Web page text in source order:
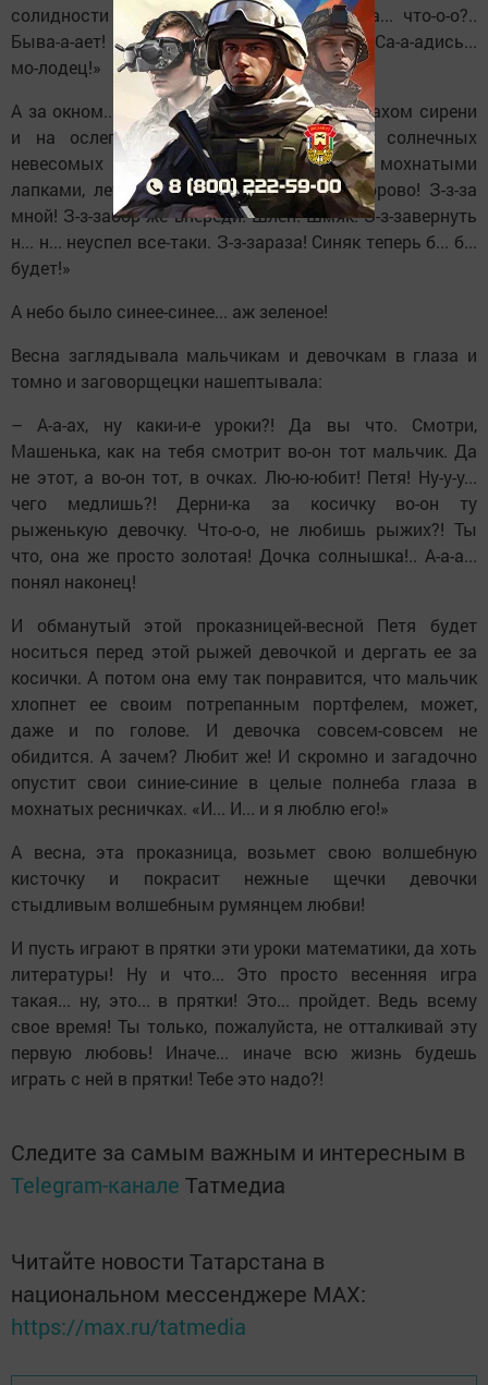
солидности и внушительности): «Ну-у-у... а... что-о-о?..
Быва-а-ает! Ла-а-дно, пото-о-ом сделаешь! Са-а-адись...
мо-лодец!»
А за окном... весна оглушающе кипела запахом сирени
и на ослепительно ярких по-весеннему солнечных
невесомых лучах, цепко держась за них мохнатыми
лапками, летали тяжелые шмели: «З-з-здорово! З-з-за
мной! З-з-забор же впереди! Шлеп! Шмяк! З-з-завернуть
н... н... неуспел все-таки. З-з-зараза! Синяк теперь б... б...
будет!»
А небо было синее-синее... аж зеленое!
Весна заглядывала мальчикам и девочкам в глаза и
томно и заговорщецки нашептывала:
– А-а-ах, ну каки-и-е уроки?! Да вы что. Смотри,
Машенька, как на тебя смотрит во-он тот мальчик. Да
не этот, а во-он тот, в очках. Лю-ю-юбит! Петя! Ну-у-у...
чего медлишь?! Дерни-ка за косичку во-он ту
рыженькую девочку. Что-о-о, не любишь рыжих?! Ты
что, она же просто золотая! Дочка солнышка!.. А-а-а...
понял наконец!
И обманутый этой проказницей-весной Петя будет
носиться перед этой рыжей девочкой и дергать ее за
косички. А потом она ему так понравится, что мальчик
хлопнет ее своим потрепанным портфелем, может,
даже и по голове. И девочка совсем-совсем не
обидится. А зачем? Любит же! И скромно и загадочно
опустит свои синие-синие в целые полнеба глаза в
мохнатых ресничках. «И... И... и я люблю его!»
А весна, эта проказница, возьмет свою волшебную
кисточку и покрасит нежные щечки девочки
стыдливым волшебным румянцем любви!
И пусть играют в прятки эти уроки математики, да хоть
литературы! Ну и что... Это просто весенняя игра
такая... ну, это... в прятки! Это... пройдет. Ведь всему
свое время! Ты только, пожалуйста, не отталкивай эту
первую любовь! Иначе... иначе всю жизнь будешь
играть с ней в прятки! Тебе это надо?!
Следите за самым важным и интересным в
Telegram-канале Татмедиа
Читайте новости Татарстана в
национальном мессенджере MАХ:
https://max.ru/tatmedia